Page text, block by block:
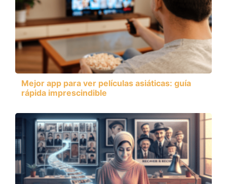
Mejor app para ver películas asiáticas: guía
rápida imprescindible